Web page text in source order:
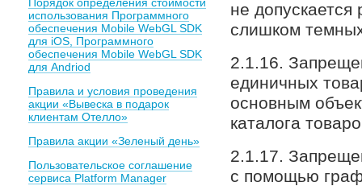
использования Программного
обеспечения Mobile WebGL SDK
для iOS, Программного
обеспечения Mobile WebGL SDK
для Andriod
Правила и условия проведения
акции «Вывеска в подарок
клиентам Отелло»
Правила акции «Зеленый день»
Пользовательское соглашение
сервиса Platform Manager
не
слишком
2.1.16.
единичных
основным
каталога
2.1.17.
с помощью